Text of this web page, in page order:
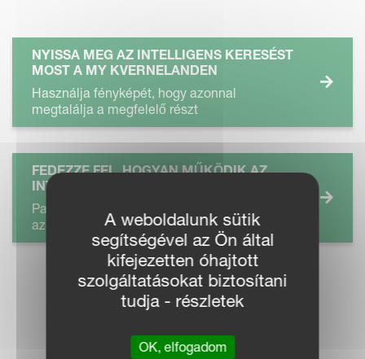
NYISSA MEG AZ INTELLIGENS KERESÉST
MOST A MY KVERNELANDEN
Használja fényképét, hogy azonnal
megtalálja a megfelelő részt
FEDEZZE FEL, HOGYAN MŰKÖDIK AZ
INTELLIGENS KERESÉS
Parancsikon az alkatrészek könnyebb
azonosításáhozA weboldalunk sütik
segítségével az Ön által
kifejezetten óhajtott
szolgáltatásokat biztosítani
tudja - részletek
OK, elfogadom